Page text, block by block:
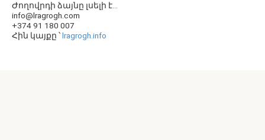
Ժողովրդի ձայնը լսելի է...
info@lragrogh.com
+374 91 180 007
Հին կայքը ՝lragrogh.info